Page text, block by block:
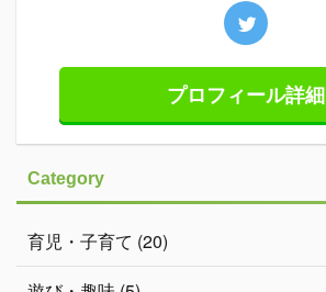
プロフィール詳細
Category
育児・子育て (20)